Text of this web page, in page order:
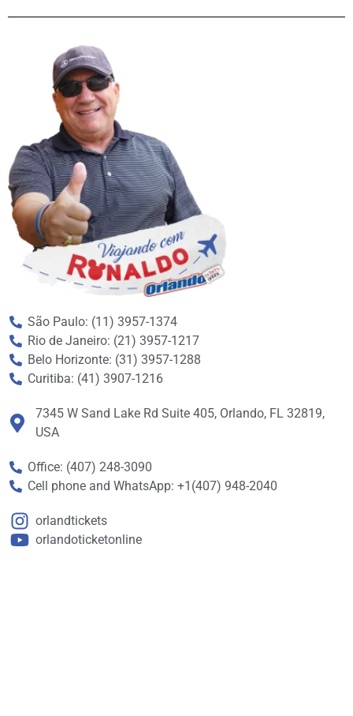
São Paulo: (11) 3957-1374
Rio de Janeiro: (21) 3957-1217
Belo Horizonte: (31) 3957-1288
Curitiba: (41) 3907-1216
7345 W Sand Lake Rd Suite 405, Orlando, FL 32819,
USA
Office: (407) 248-3090
Cell phone and WhatsApp: +1(407) 948-2040
orlandtickets
orlandoticketonline